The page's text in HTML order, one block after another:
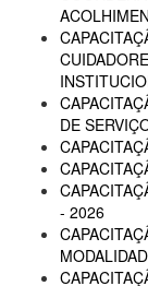
DE
- 2026